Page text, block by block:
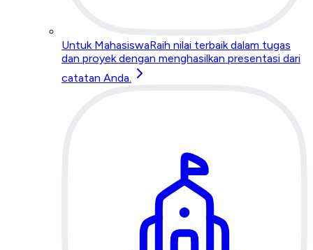
Untuk MahasiswaRaih nilai terbaik dalam tugas
dan proyek dengan menghasilkan presentasi dari
catatan Anda.